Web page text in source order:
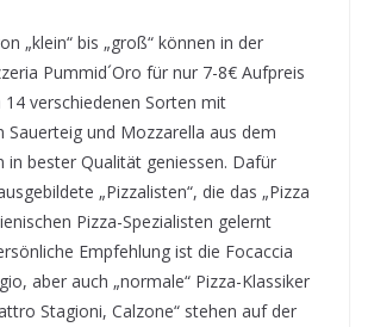
„klein“ bis „groß“ können in der
Pummid´Oro für nur 7-8€ Aufpreis
14 verschiedenen Sorten mit
Sauerteig und Mozzarella aus dem
in bester Qualität geniessen. Dafür
„Pizzalisten“, die das „Pizza
Pizza-Spezialisten gelernt
Empfehlung ist die Focaccia
aber auch „normale“ Pizza-Klassiker
Stagioni, Calzone“ stehen auf der